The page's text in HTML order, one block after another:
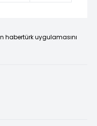
habertürk uygulamasını